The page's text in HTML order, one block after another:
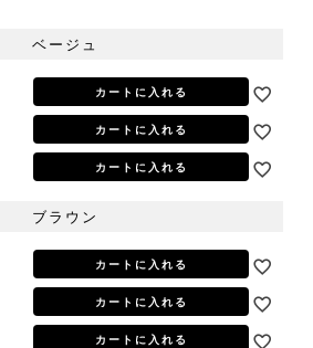
ベージュ
カートに入れる
カートに入れる
カートに入れる
ブラウン
カートに入れる
カートに入れる
カートに入れる